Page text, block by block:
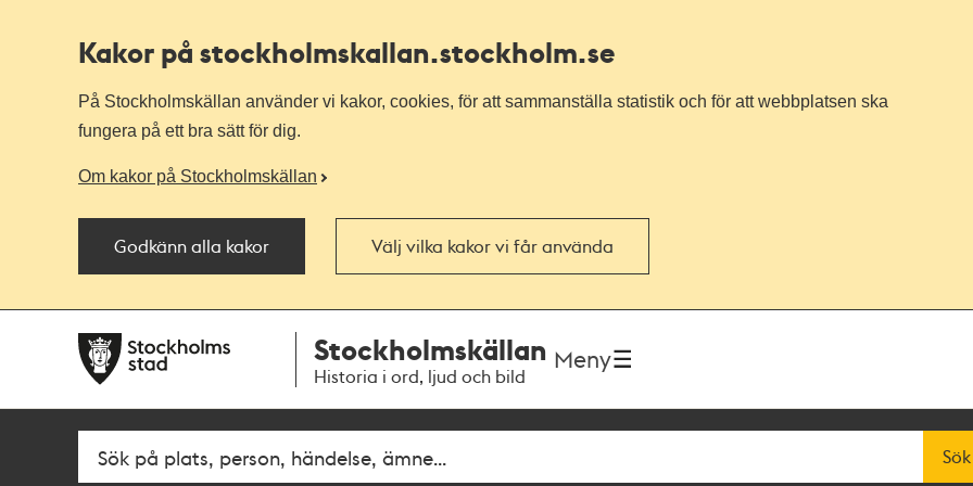
Kakor på stockholmskallan.stockholm.se
På Stockholmskällan använder vi kakor, cookies, för att sammanställa statistik och för att webbplatsen ska
fungera på ett bra sätt för dig.
Om kakor på Stockholmskällan
Godkänn alla kakor Välj vilka kakor vi får använda
navigationen
huvudinnehållet
Stockholmskällan
Historia i ord, ljud och bild
Meny
Fritextsök Sök